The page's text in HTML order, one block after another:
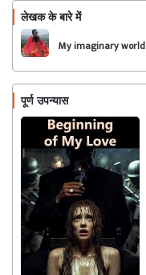
लेखक के बारे में
My imaginary world
पूर्ण उपन्यास